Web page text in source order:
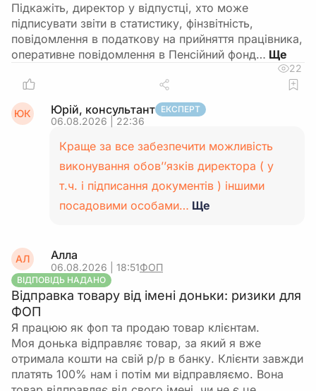
Підкажіть, директор у відпустці, хто може
підписувати звіти в статистику, фінзвітність,
повідомлення в податкову на прийняття працівника,
оперативне повідомлення в Пенсійний фонд…
22
ЮК Юрій, консультант ЕКСПЕРТ
06.08.2026 | 22:36
Краще за все забезпечити можливість
виконування обов’’язків директора ( у
т.ч. і підписання документів ) іншими
посадовими особами… Ще
АЛ Алла
06.08.2026 | 18:51ФОП
ВІДПОВІДЬ НАДАНО
Відправка товару від імені доньки: ризики для
ФОП
Я працюю як фоп та продаю товар клієнтам.
Моя донька відправляє товар, за який я вже
отримала кошти на свій р/р в банку. Клієнти завжди
платять 100% нам і потім ми відправляємо. Вона